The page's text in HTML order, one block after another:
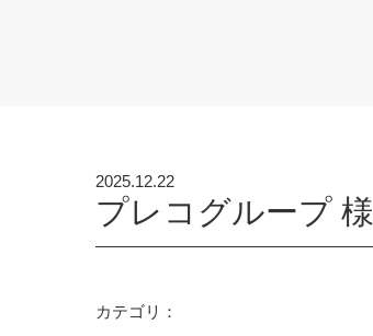
2025.12.22
プレコグループ 様
カテゴリ：